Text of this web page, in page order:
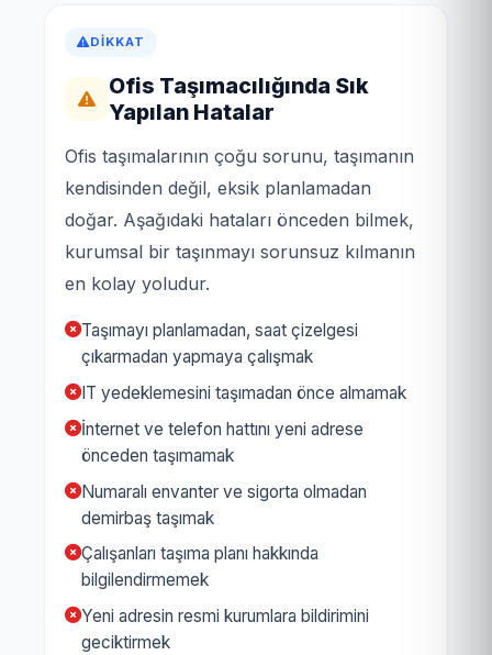
DIKKAT
Ofis Taşımacılığında Sık
Yapılan Hatalar
Ofis taşımalarının çoğu sorunu, taşımanın
kendisinden değil, eksik planlamadan
doğar. Aşağıdaki hataları önceden bilmek,
kurumsal bir taşınmayı sorunsuz kılmanın
en kolay yoludur.
Taşımayı planlamadan, saat çizelgesi
çıkarmadan yapmaya çalışmak
IT yedeklemesini taşımadan önce almamak
İnternet ve telefon hattını yeni adrese
önceden taşımamak
Numaralı envanter ve sigorta olmadan
demirbaş taşımak
Çalışanları taşıma planı hakkında
bilgilendirmemek
Yeni adresin resmi kurumlara bildirimini
geciktirmek